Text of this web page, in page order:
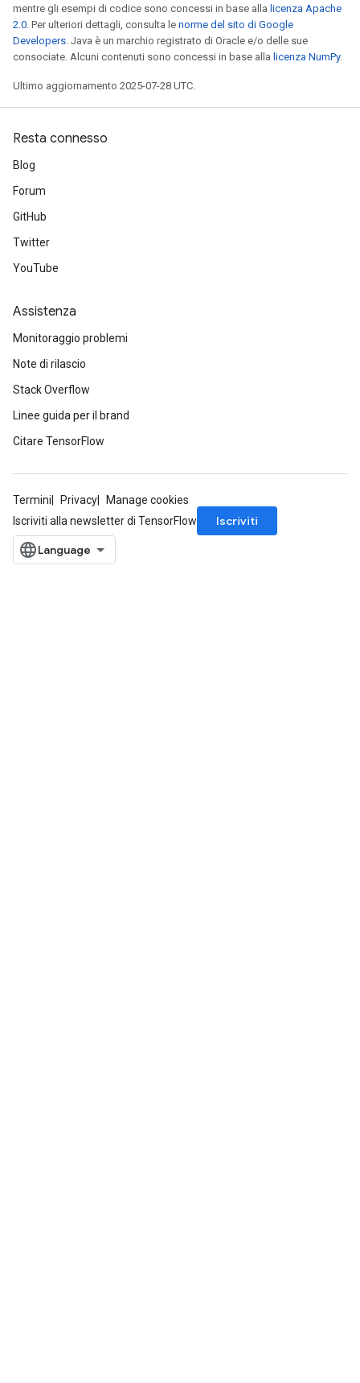
mentre gli esempi di codice sono concessi in base alla licenza Apache
2.0. Per ulteriori dettagli, consulta le norme del sito di Google
Developers. Java è un marchio registrato di Oracle e/o delle sue
consociate. Alcuni contenuti sono concessi in base alla licenza NumPy.
Ultimo aggiornamento 2025-07-28 UTC.
Resta connesso
Blog
Forum
GitHub
Twitter
YouTube
Assistenza
Monitoraggio problemi
Note di rilascio
Stack Overflow
Linee guida per il brand
Citare TensorFlow
Termini Privacy
Manage cookies
Iscriviti alla newsletter di TensorFlow
Iscriviti